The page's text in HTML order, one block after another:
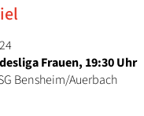
Frauen, 19:30 Uhr
Bensheim/Auerbach